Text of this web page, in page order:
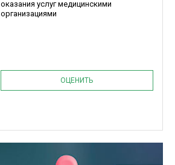
оказания услуг медицинскими
организациями
ОЦЕНИТЬ